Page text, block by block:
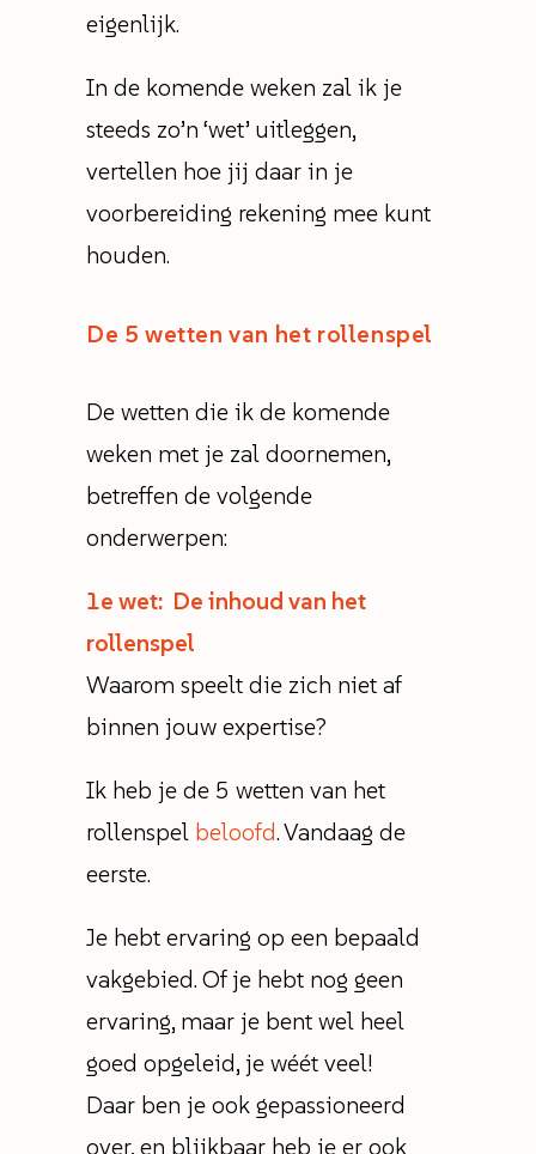
eigenlijk.
In de komende weken zal ik je
steeds zo’n ‘wet’ uitleggen,
vertellen hoe jij daar in je
voorbereiding rekening mee kunt
houden.
De 5 wetten van het rollenspel
De wetten die ik de komende
weken met je zal doornemen,
betreffen de volgende
onderwerpen:
1e wet: De inhoud van het
rollenspel
Waarom speelt die zich niet af
binnen jouw expertise?
Ik heb je de 5 wetten van het
rollenspel beloofd. Vandaag de
eerste.
Je hebt ervaring op een bepaald
vakgebied. Of je hebt nog geen
ervaring, maar je bent wel heel
goed opgeleid, je wéét veel!
Daar ben je ook gepassioneerd
over, en blijkbaar heb je er ook